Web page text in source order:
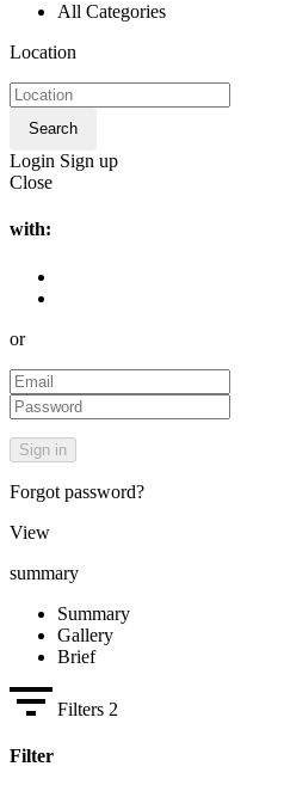
All Categories
Location
Search
Login Sign up
Close
with:
or
Forgot password?
View
summary
Summary
Gallery
Brief
Filters 2
Filter